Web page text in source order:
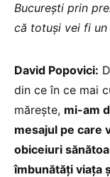
București prin
că totuși vei fi
David Popovici:
din ce în ce mai
mărește, mi-am
mesajul pe care
obiceiuri
îmbunătăți viața